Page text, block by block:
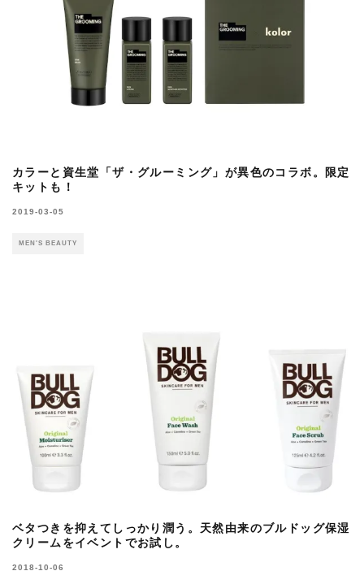
カラーと資生堂「ザ・グルーミング」が異色のコラボ。限定
キットも！
2019-03-05
MEN'S BEAUTY
ベタつきを抑えてしっかり潤う。天然由来のブルドッグ保湿
クリームをイベントでお試し。
2018-10-06